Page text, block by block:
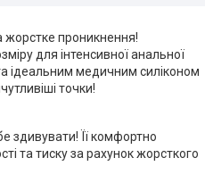
жорстке проникнення!
для інтенсивної анальної
ідеальним медичним силіконом
точки!
здивувати! Її комфортно
та тиску за рахунок жорсткого